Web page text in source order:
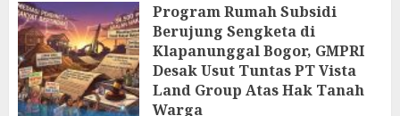
Program Rumah Subsidi
Berujung Sengketa di
Klapanunggal Bogor, GMPRI
Desak Usut Tuntas PT Vista
Land Group Atas Hak Tanah
Warga